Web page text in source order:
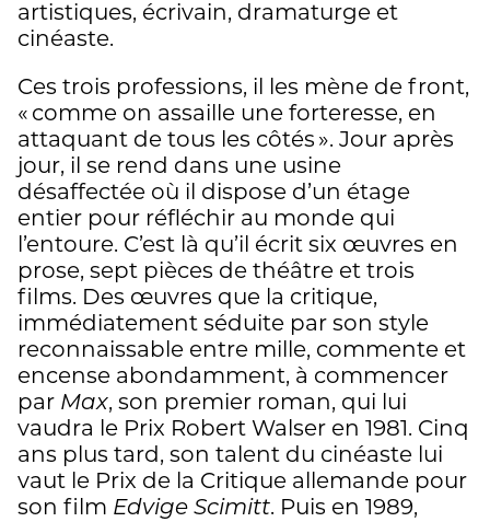
artistiques, écrivain, dramaturge et
cinéaste.
Ces trois professions, il les mène de front,
« comme on assaille une forteresse, en
attaquant de tous les côtés ». Jour après
jour, il se rend dans une usine
désaffectée où il dispose d’un étage
entier pour réfléchir au monde qui
l’entoure. C’est là qu’il écrit six œuvres en
prose, sept pièces de théâtre et trois
films. Des œuvres que la critique,
immédiatement séduite par son style
reconnaissable entre mille, commente et
encense abondamment, à commencer
par Max, son premier roman, qui lui
vaudra le Prix Robert Walser en 1981. Cinq
ans plus tard, son talent du cinéaste lui
vaut le Prix de la Critique allemande pour
son film Edvige Scimitt. Puis en 1989,